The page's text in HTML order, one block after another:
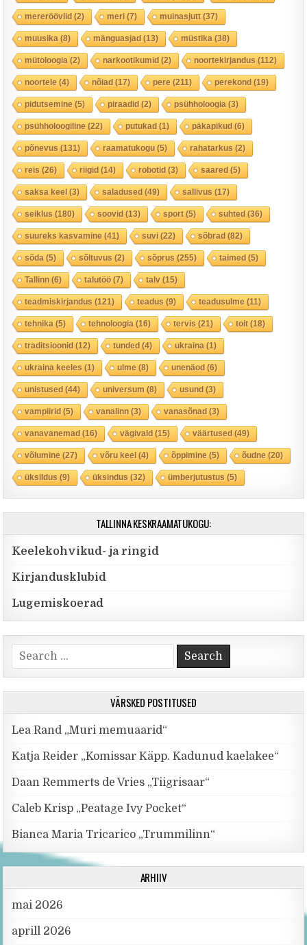
mereröövlid(2) meri(7) muinasjutt(37)
muusika (8) mänguasjad(13) müstika (38)
mütoloogia (2) narkootikumid(2) noortekirjandus (112)
noortele (4) nõiad(17) pere (211) perekond(19)
pidutsemine (5) piraadid(2) psühholoogia (3)
psühholoogiline (22) putukad(1) päkapikud(6)
põnevus (131) raamatukogu(5) rahatarkus (2)
reis (26) riigid(14) robotid(3) saared(5)
saksa keel(3) saladused(49) sallivus (17)
seiklus (180) soovid(13) sport(5) suhted(36)
suureks kasvamine (41) suvi(22) sõbrad(82)
sõda (5) sõltuvus (2) sõprus (255) taimed(5)
Tallinn(6) talutöö(7) talv(15)
teadmiskirjandus (121) teadus (9) teadusulme (11)
tehnika (5) tehnoloogia (16) tervis (21) toit(18)
traditsioonid(12) tunded(4) ukraina (1)
ukraina keeles (1) ulme (8) unenäod(6)
unistused(44) universum (8) usund(3)
vampiirid(5) vanalinn(3) vanasõnad(3)
vanavanemad(16) vägivald(15) väärtused(49)
võlumine (27) võru keel(4) õppimine (5) õudne (20)
üksildus (9) üksindus (32) ümberjutustus (5)
TALLINNA KESKRAAMATUKOGU:
Keelekohvikud- ja ringid
Kirjandusklubid
Lugemiskoerad
Search for:
VÄRSKED POSTITUSED
Lea Rand „Muri memuaarid“
Katja Reider „Komissar Käpp. Kadunud kaelakee“
Daan Remmerts de Vries „Tiigrisaar“
Caleb Krisp „Peatage Ivy Pocket“
Bianca Maria Tricarico „Trummilinn“
ARHIIV
mai 2026
aprill 2026